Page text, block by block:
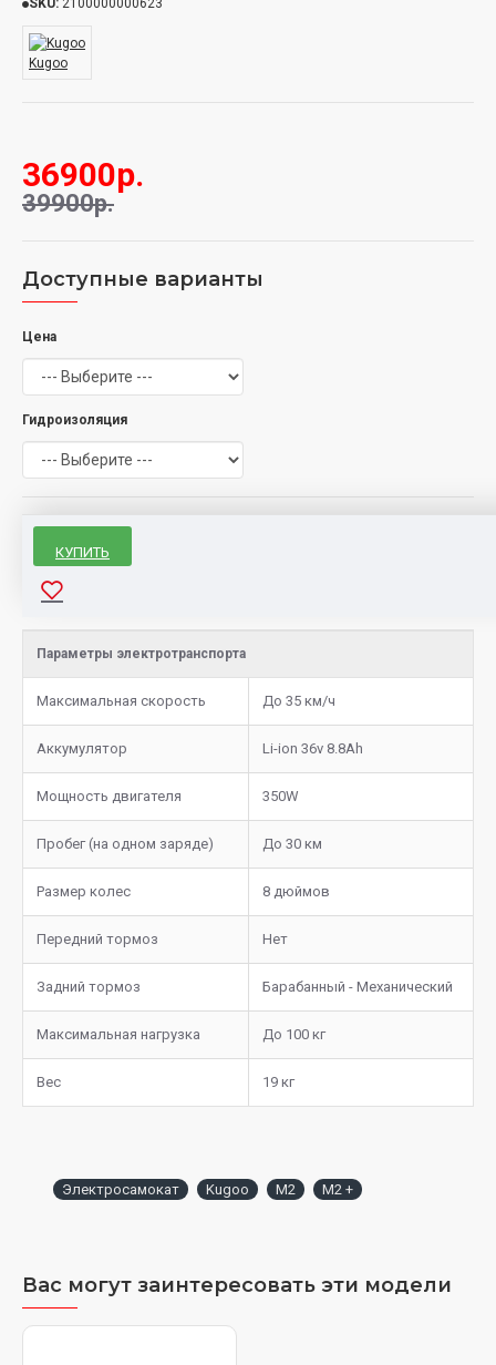
36900р.
39900р.
Kugoo
Доступные варианты
Цена
Гидроизоляция
КУПИТЬ
Параметры электротранспорта
Максимальная скорость До 35 км/ч
Аккумулятор Li-ion 36v 8.8Ah
Мощность двигателя 350W
Пробег (на одном заряде) До 30 км
Размер колес 8 дюймов
Передний тормоз Нет
Задний тормоз Барабанный - Механический
Максимальная нагрузка До 100 кг
Вес 19 кг
Электросамокат Kugoo M2 M2 +
Вас могут заинтересовать эти модели